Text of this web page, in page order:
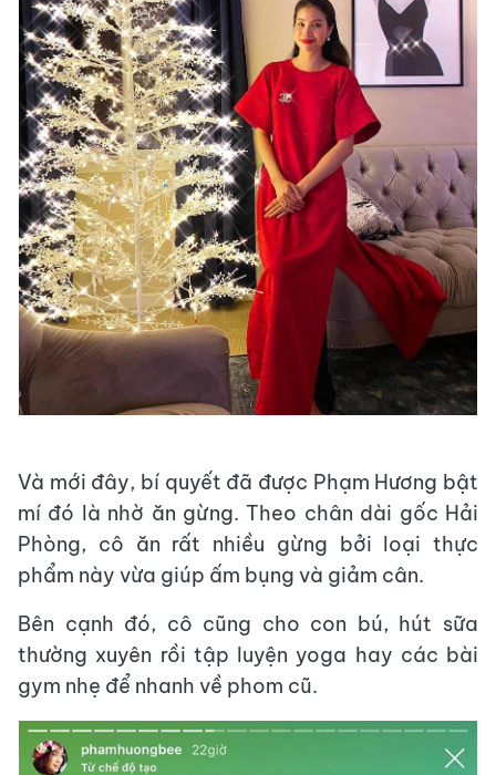
Và mới đây, bí quyết đã được Phạm Hương bật
mí đó là nhờ ăn gừng. Theo chân dài gốc Hải
Phòng, cô ăn rất nhiều gừng bởi loại thực
phẩm này vừa giúp ấm bụng và giảm cân.
Bên cạnh đó, cô cũng cho con bú, hút sữa
thường xuyên rồi tập luyện yoga hay các bài
gym nhẹ để nhanh về phom cũ.